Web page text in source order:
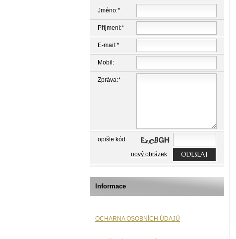
Jméno:*
Příjmení:*
E-mail:*
Mobil:
Zpráva:*
opište kód
nový obrázek ODESLAT
Informace
OCHARNA OSOBNÍCH ÚDAJŮ